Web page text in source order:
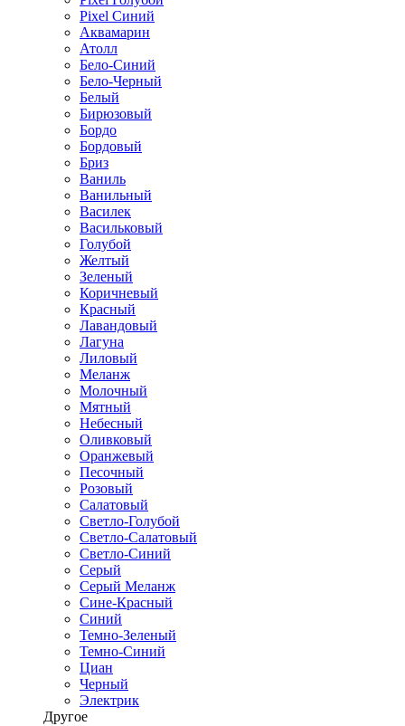
Pixel Синий
Аквамарин
Атолл
Бело-Синий
Бело-Черный
Белый
Бирюзовый
Бордо
Бордовый
Бриз
Ваниль
Ванильный
Василек
Васильковый
Голубой
Желтый
Зеленый
Коричневый
Красный
Лавандовый
Лагуна
Лиловый
Меланж
Молочный
Мятный
Небесный
Оливковый
Оранжевый
Песочный
Розовый
Салатовый
Светло-Голубой
Светло-Салатовый
Светло-Синий
Серый
Серый Меланж
Сине-Красный
Синий
Темно-Зеленый
Темно-Синий
Циан
Черный
Электрик
Другое